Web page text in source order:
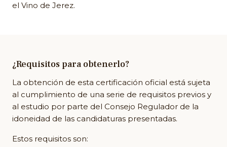
el Vino de Jerez.
¿Requisitos para obtenerlo?
La obtención de esta certificación oficial está sujeta
al cumplimiento de una serie de requisitos previos y
al estudio por parte del Consejo Regulador de la
idoneidad de las candidaturas presentadas.
Estos requisitos son: